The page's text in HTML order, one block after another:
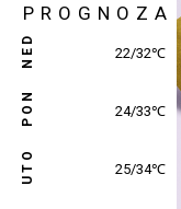
PROGNOZA
NED 25/30℃
PON 26/31℃
UTO 26/32℃